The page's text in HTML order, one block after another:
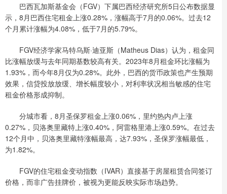
巴西瓦加斯基金会（FGV）下属巴西经济研究所5日公布数据显
示，8月巴西住宅租金上涨0.28%，涨幅高于7月的0.06%。过去12
个月累计涨幅为4.08%，低于7月的5.79%。
FGV经济学家马特乌斯·迪亚斯（Matheus Dias）认为，租金同
比涨幅放缓与去年同期基数较高有关。2023年8月租金环比涨幅为
1.93%，而今年8月仅为0.28%。此外，巴西的货币政策也产生预期
效果，信贷投放放缓、增长幅度较小，对利率状况相当敏感的住宅
租金价格形成抑制。
分城市看，8月圣保罗租金上涨0.06%，里约热内卢上涨
0.27%，贝洛奥里藏特上涨0.40%，阿雷格里港上涨0.59%。在过去
12个月中，贝洛奥里藏特涨幅最高，达7.93%，圣保罗涨幅最低，
为1.82%。
FGV的住宅租金变动指数（IVAR）直接基于房屋租赁合同签订
价格，而非广告挂牌价，被视为更能反映实际市场趋势。